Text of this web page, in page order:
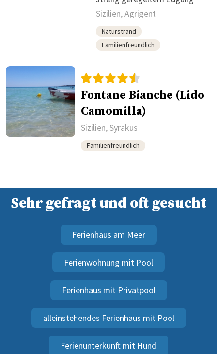
Sizilien, Agrigent
Naturstrand
Familienfreundlich
Fontane Bianche (Lido
Camomilla)
Sizilien, Syrakus
Familienfreundlich
Sehr gefragt und oft gesucht
Ferienhaus am Meer
Ferienwohnung mit Pool
Ferienhaus mit Privatpool
alleinstehendes Ferienhaus mit Pool
Ferienunterkunft mit Hund